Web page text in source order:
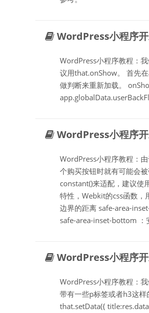
WordPress小程序
WordPress小程序教程：
议用that.onShow。 首先
做判断来重新加载。
WordPress小程序
WordPress小程序教程：
个购买按钮时就有可能会
constant()来适配，建议使
特性，Webkit的css函数，
边界的距离 safe-area-
safe-area-inset-bottom ：
WordPress小程序
WordPress小程序教程：
带有一些p标签或者h3这
that.setData({